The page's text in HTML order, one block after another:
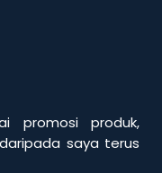
promosi produk,
saya terus